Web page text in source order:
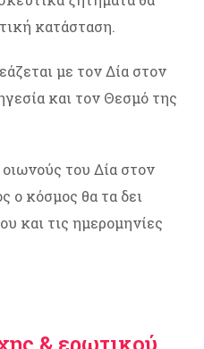
κατάσταση.
με τον Δία στον
και τον Θεσμό της
του Δία στον
ο κόσμος θα τα δει
και τις ημερομηνίες